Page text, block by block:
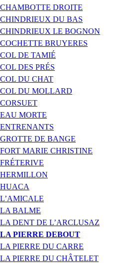
CHAMBOTTE DROITE
CHINDRIEUX DU BAS
CHINDRIEUX LE BOGNON
COCHETTE BRUYERES
COL DE TAMIÉ
COL DES PRÉS
COL DU CHAT
COL DU MOLLARD
CORSUET
EAU MORTE
ENTRENANTS
GROTTE DE BANGE
FORT MARIE CHRISTINE
FRÉTERIVE
HERMILLON
HUACA
L’AMICALE
LA BALME
LA DENT DE L’ARCLUSAZ
LA PIERRE DEBOUT
LA PIERRE DU CARRE
LA PIERRE DU CHÂTELET